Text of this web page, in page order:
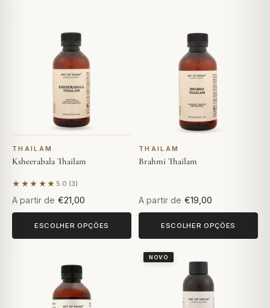
THAILAM
Ksheerabala Thailam
★★★★★ 5.0 (3)
Com base em 3 avaliações
A partir de €21,00
ESCOLHER OPÇÕES
THAILAM
Brahmi Thailam
A partir de €19,00
ESCOLHER OPÇÕES
NOVO